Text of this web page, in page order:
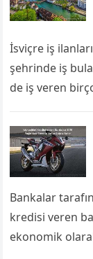
İsviçre iş
şehrinde iş
de iş veren
Bankalar
kredisi veren
ekonomik